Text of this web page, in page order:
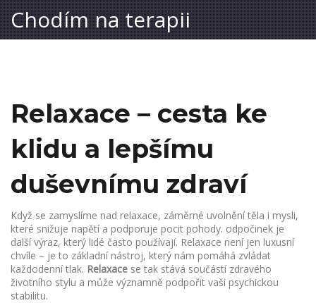
Chodím na terapii
Relaxace – cesta ke
klidu a lepšímu
duševnímu zdraví
Když se zamyslíme nad relaxace, záměrné uvolnění těla i mysli,
které snižuje napětí a podporuje pocit pohody. odpočinek je
další výraz, který lidé často používají. Relaxace není jen luxusní
chvíle – je to základní nástroj, který nám pomáhá zvládat
každodenní tlak. Relaxace se tak stává součástí zdravého
životního stylu a může významně podpořit vaši psychickou
stabilitu.